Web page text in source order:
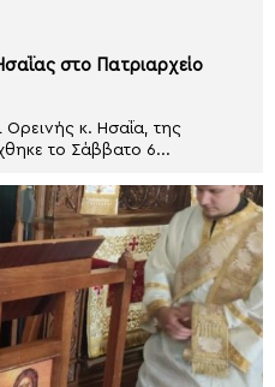
στο Πατριαρχείο
Ορεινής κ. Ησαΐα, της
το Σάββατο 6...